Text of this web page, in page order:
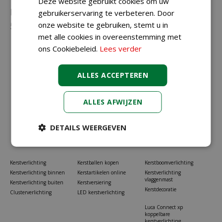
Neem gerust contact met ons op via023-
5581528ofinfo@koopkerstverlichting.nl
Kerstverlichting
Kerstverlichting binnen
Kerstverlichting buiten
Clusterverlichting
Kerstballen kopen
Kerstartikelen online
Kerstversiering
LED kerstverlichting
Kerstboomverlichting
Kerstverlichting
vlaggenmast
Kerstdecoratie
Luca Connect xp
koppelbare
gebruikerservaring te verbeteren. Door
onze website te gebruiken, stemt u in
met alle cookies in overeenstemming met
ons Cookiebeleid. Lees verder
ALLES ACCEPTEREN
ALLES AFWIJZEN
DETAILS WEERGEVEN